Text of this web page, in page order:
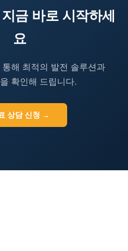
금 바로 시작하세
요
해 최적의 발전 솔루션과
확인해 드립니다.
상담 신청 →